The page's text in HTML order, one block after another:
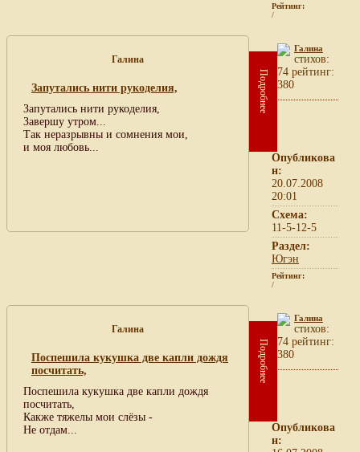
Рейтинг:
/
Галина
Запутались нити рукоделия,
Запутались нити рукоделия,
Завершу утром...
Так неразрывны и сомнения мои,
и моя любовь...
Подробнее
Галина
cтихов:
74 рейтинг:
380
Опубликова
н:
20.07.2008
20:01
Схема:
11-5-12-5
Раздел:
Югэн
Рейтинг:
/
Галина
Поспешила кукушка две капли дождя
посчитать,
Поспешила кукушка две капли дождя
посчитать,
Какже тяжелы мои слёзы -
Не отдам...
Подробнее
Галина
cтихов:
74 рейтинг:
380
Опубликова
н: